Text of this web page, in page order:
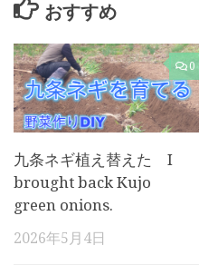
おすすめ
0
九条ネギ植え替えた I
brought back Kujo
green onions.
2026年5月4日